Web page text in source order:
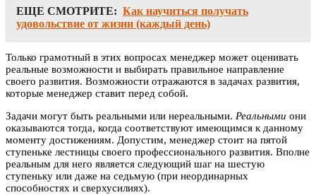
ЕЩЕ СМОТРИТЕ: Как научиться получать
удовольствие от жизни (каждый день)
Только грамотный в этих вопросах менеджер может оценивать
реальные возможности и выбирать правильное направление
своего развития. Возможности отражаются в задачах развития,
которые менеджер ставит перед собой.
Задачи могут быть реальными или нереальными. Реальными они
оказываются тогда, когда соответствуют имеющимся к данному
моменту достижениям. Допустим, менеджер стоит на пятой
ступеньке лестницы своего профессионального развития. Вполне
реальным для него является следующий шаг на шестую
ступеньку или даже на седьмую (при неординарных
способностях и сверхусилиях).